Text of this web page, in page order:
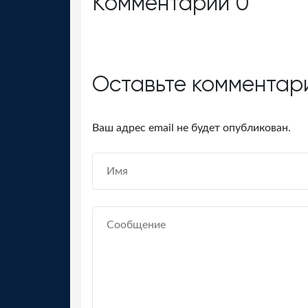
Оставьте
Ваш адрес email не будет опубликован.